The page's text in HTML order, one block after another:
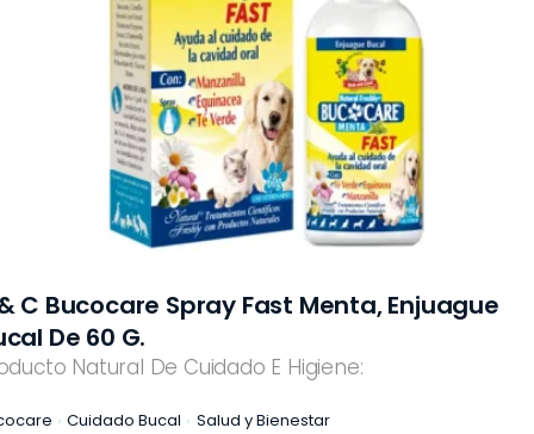
Natural De Cuidado E Higiene:
C Bucocare Spray Fast Menta, Enjuague
De 60 G.
Cuidado Bucal Salud y Bienestar